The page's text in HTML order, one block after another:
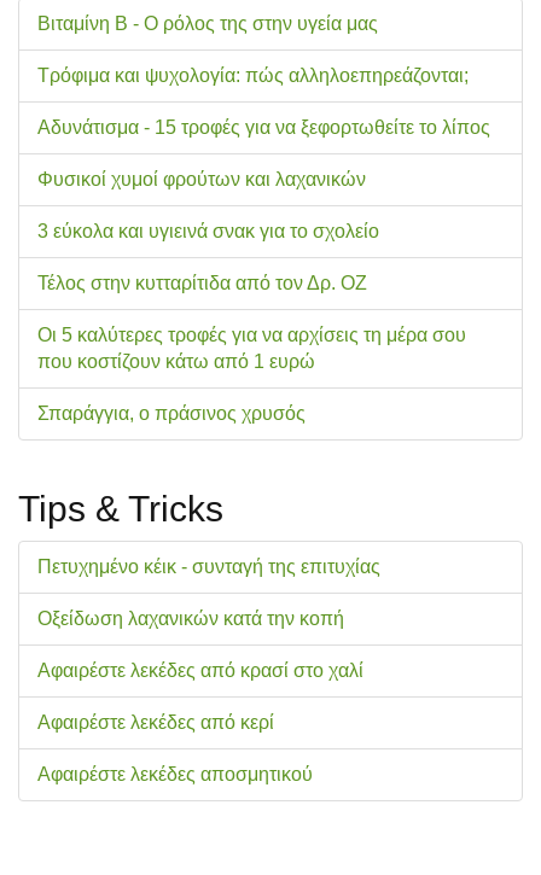
Βιταμίνη Β - Ο ρόλος της στην υγεία μας
Τρόφιμα και ψυχολογία: πώς αλληλοεπηρεάζονται;
Αδυνάτισμα - 15 τροφές για να ξεφορτωθείτε το λίπος
Φυσικοί χυμοί φρούτων και λαχανικών
3 εύκολα και υγιεινά σνακ για το σχολείo
Τέλος στην κυτταρίτιδα από τον Δρ. ΟΖ
Οι 5 καλύτερες τροφές για να αρχίσεις τη μέρα σου
που κοστίζουν κάτω από 1 ευρώ
Σπαράγγια, ο πράσινος χρυσός
Tips & Tricks
Πετυχημένο κέικ - συνταγή της επιτυχίας
Οξείδωση λαχανικών κατά την κοπή
Αφαιρέστε λεκέδες από κρασί στο χαλί
Αφαιρέστε λεκέδες από κερί
Αφαιρέστε λεκέδες αποσμητικού